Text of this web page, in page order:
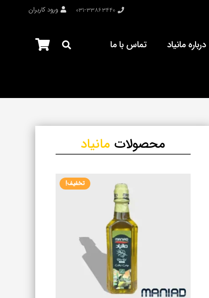
۰۳۱-۳۳۸۶۳۴۴۰ ورود کاربران
درباره مانیاد تماس با ما
محصولات مانیاد
تخفیف!